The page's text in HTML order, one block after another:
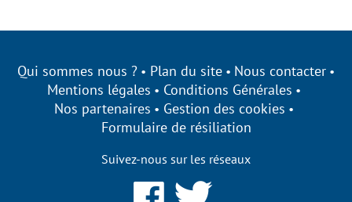
Qui sommes nous ? Plan du site
Nous contacter
Mentions légales
Conditions Générales
Nos partenaires
Gestion des cookies
Formulaire de résiliation
Suivez-nous sur les réseaux